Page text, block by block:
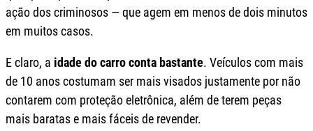
ação dos criminosos — que agem em menos de dois minutos
em muitos casos.
E claro, a idade do carro conta bastante. Veículos com mais
de 10 anos costumam ser mais visados justamente por não
contarem com proteção eletrônica, além de terem peças
mais baratas e mais fáceis de revender.